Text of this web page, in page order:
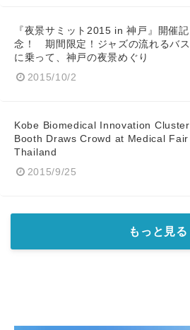
『夜景サミット2015 in 神戸』開催記
念！ 期間限定！ジャズの流れるバス
に乗って、神戸の夜景めぐり
2015/10/2
Kobe Biomedical Innovation Cluster
Booth Draws Crowd at Medical Fair
Thailand
2015/9/25
もっと見る